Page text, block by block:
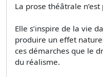
La prose théâtrale n’est
Elle s’inspire de la vie
produire un effet
ces démarches que le
du réalisme.